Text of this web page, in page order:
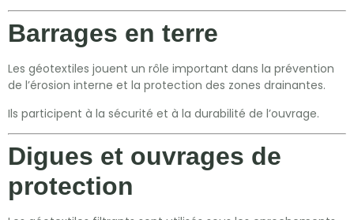
Barrages en terre
Les géotextiles jouent un rôle important dans la prévention
de l’érosion interne et la protection des zones drainantes.
Ils participent à la sécurité et à la durabilité de l’ouvrage.
Digues et ouvrages de
protection